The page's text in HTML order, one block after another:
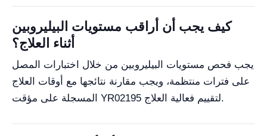
كيف يجب أن أراقب مستويات البيليروبين
أثناء العلاج؟
يجب فحص مستويات البيليروبين من خلال اختبارات المصل
على فترات منتظمة، ويجب مقارنة نتائجها مع أوقات العلاج
المسجلة على مؤقت YR02195 لتقييم فعالية العلاج.